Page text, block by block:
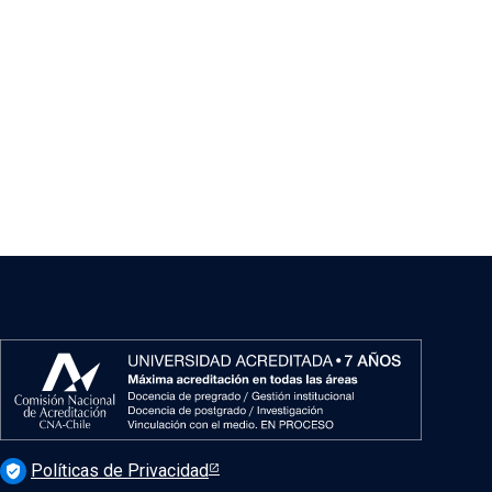
verified_user Políticas de Privacidad